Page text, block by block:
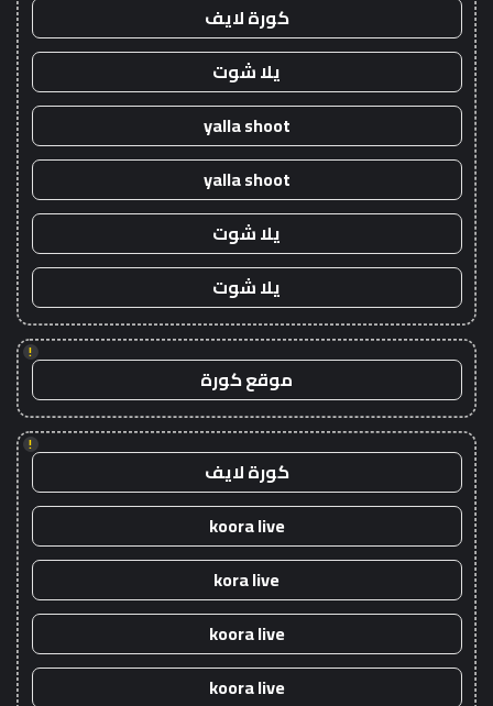
كورة لايف
يلا شوت
yalla shoot
yalla shoot
يلا شوت
يلا شوت
!
موقع كورة
!
كورة لايف
koora live
kora live
koora live
koora live